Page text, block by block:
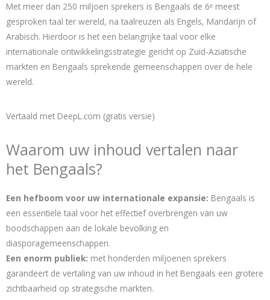
Met meer dan 250 miljoen sprekers is Bengaals de 6ᵉ meest
gesproken taal ter wereld, na taalreuzen als Engels, Mandarijn of
Arabisch. Hierdoor is het een belangrijke taal voor elke
internationale ontwikkelingsstrategie gericht op Zuid-Aziatische
markten en Bengaals sprekende gemeenschappen over de hele
wereld.
Vertaald met DeepL.com (gratis versie)
Waarom uw inhoud vertalen naar
het Bengaals?
Een hefboom voor uw internationale expansie: Bengaals is
een essentiële taal voor het effectief overbrengen van uw
boodschappen aan de lokale bevolking en
diasporagemeenschappen.
Een enorm publiek: met honderden miljoenen sprekers
garandeert de vertaling van uw inhoud in het Bengaals een grotere
zichtbaarheid op strategische markten.